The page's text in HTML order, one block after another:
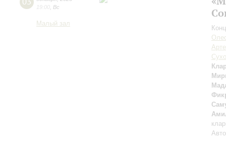
19:00 Вс
Малый зал